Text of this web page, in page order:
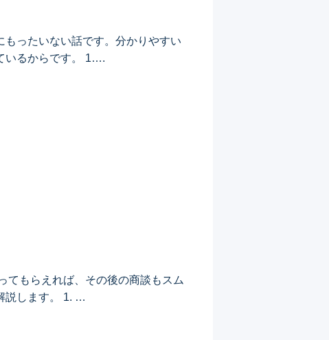
ったいない話です。分かりやすい
いるからです。 1….
てもらえれば、その後の商談もスム
説します。 1. …